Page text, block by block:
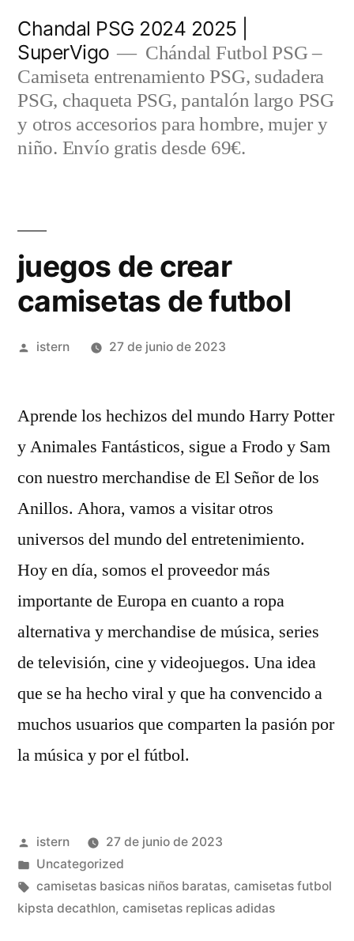
contenido
Chandal PSG 2024 2025 |
SuperVigo
Chándal Futbol PSG –
Camiseta entrenamiento PSG, sudadera
PSG, chaqueta PSG, pantalón largo PSG
y otros accesorios para hombre, mujer y
niño. Envío gratis desde 69€.
juegos de crear
camisetas de futbol
Publicado
istern 27 de junio de 2023
Aprende los hechizos del mundo Harry Potter
y Animales Fantásticos, sigue a Frodo y Sam
con nuestro merchandise de El Señor de los
Anillos. Ahora, vamos a visitar otros
universos del mundo del entretenimiento.
Hoy en día, somos el proveedor más
importante de Europa en cuanto a ropa
alternativa y merchandise de música, series
de televisión, cine y videojuegos. Una idea
que se ha hecho viral y que ha convencido a
muchos usuarios que comparten la pasión por
la música y por el fútbol.
Publicado
por
istern
27 de junio de 2023
Publicado
en
Uncategorized
Etiquetas:
camisetas basicas niños baratas, camisetas futbol
kipsta decathlon, camisetas replicas adidas